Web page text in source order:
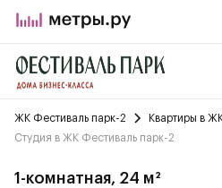
ЖК Фестиваль парк-2
Квартиры в
Студия в ЖК Фестиваль парк-2
1-комнатная, 24 м²